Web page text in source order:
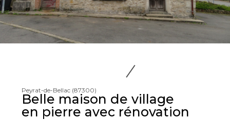
Peyrat-de-Bellac (87300)
Belle maison de village
en pierre avec rénovation